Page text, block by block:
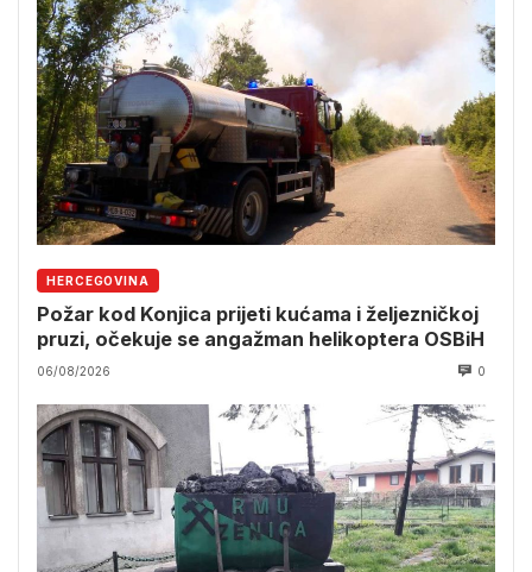
HERCEGOVINA
Požar kod Konjica prijeti kućama i željezničkoj
pruzi, očekuje se angažman helikoptera OSBiH
06/08/2026 0